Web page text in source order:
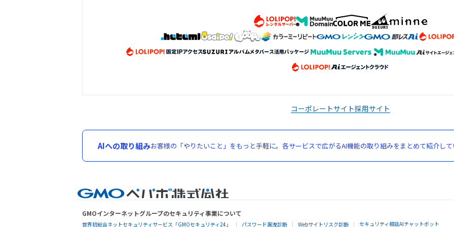
コーポレートサイト採用サイト
AIへの取り組みお客様の「やりたいこと」をもっと手軽に。各サービスで広がるAI機能の取り組みをまとめて紹介し
GMOインターネットグループのセキュリティ事業について
世界初総合ネットセキュリティサービス「GMOセキュリティ24」 パスワード漏洩診断 Webサイトリスク診断 セキュリティ相談AIチャットボット